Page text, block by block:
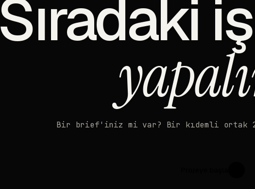
Sıradaki
Bir brief'iniz mi var? Bir kıdemli ortak